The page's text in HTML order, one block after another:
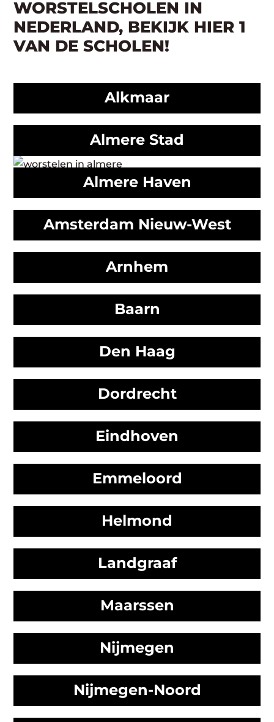
WORSTELSCHOLEN IN
NEDERLAND, BEKIJK HIER 1
VAN DE SCHOLEN!
Alkmaar
Almere Stad
Almere Haven
Amsterdam Nieuw-West
Arnhem
Baarn
Den Haag
Dordrecht
Eindhoven
Emmeloord
Helmond
Landgraaf
Maarssen
Nijmegen
Nijmegen-Noord